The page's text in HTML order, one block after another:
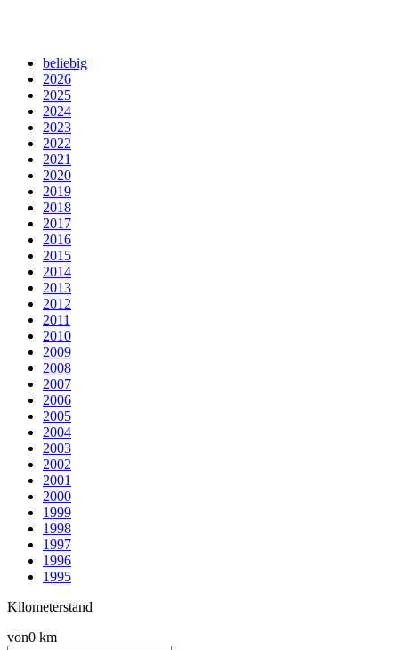
beliebig
2026
2025
2024
2023
2022
2021
2020
2019
2018
2017
2016
2015
2014
2013
2012
2011
2010
2009
2008
2007
2006
2005
2004
2003
2002
2001
2000
1999
1998
1997
1996
1995
Kilometerstand
von0 km